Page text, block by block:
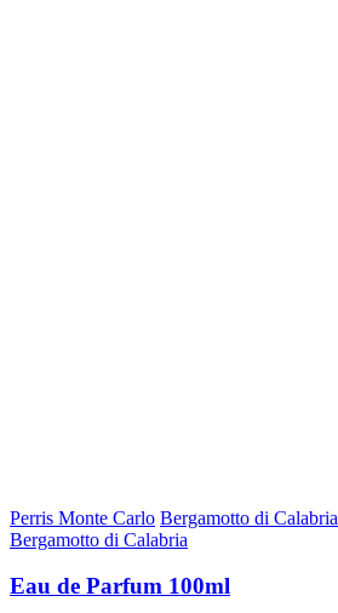
Perris Monte Carlo Bergamotto di Calabria
Bergamotto di Calabria
Eau de Parfum 100ml